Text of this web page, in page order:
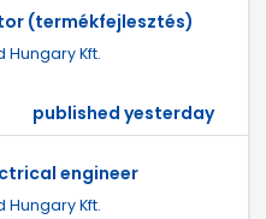
(termékfejlesztés)
Hungary Kft.
published yesterday
engineer
Hungary Kft.